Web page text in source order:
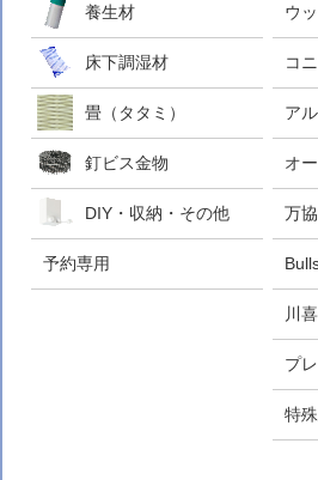
養生材
床下調湿材
畳（タタミ）
釘ビス金物
DIY・収納・その他
予約専用
ウ
コ
ア
オ
万
川
プ
特